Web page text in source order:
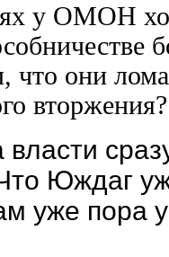
у ОМОН
что они
вторжения?
власти
Юждаг
уже пора